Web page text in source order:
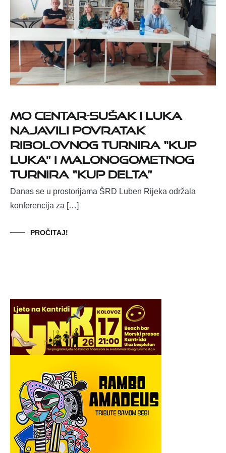
MO Centar-Sušak i Luka
najavili povratak
ribolovnog turnira “Kup
Luka” i malonogometnog
turnira “Kup Delta”
Danas se u prostorijama ŠRD Luben Rijeka održala
konferencija za […]
PROČITAJ!